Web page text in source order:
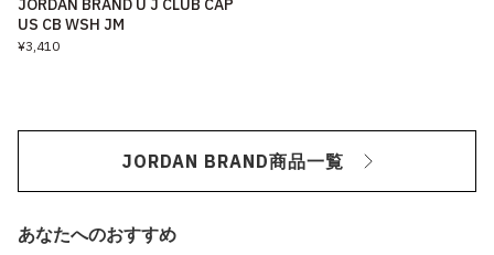
JORDAN BRAND U J CLUB CAP
US CB WSH JM
¥3,410
JORDAN BRAND商品一覧
あなたへのおすすめ